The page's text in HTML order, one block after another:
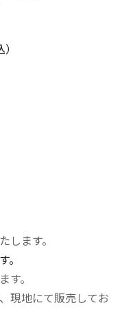
します。
す。
現地にて販売してお